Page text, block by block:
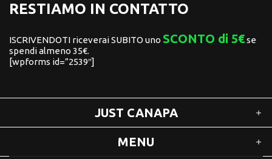
RESTIAMO IN CONTATTO
ISCRIVENDOTI riceverai SUBITO uno SCONTO di 5€se
spendi almeno 35€.
[wpforms id=”2539″]
JUST CANAPA
MENU